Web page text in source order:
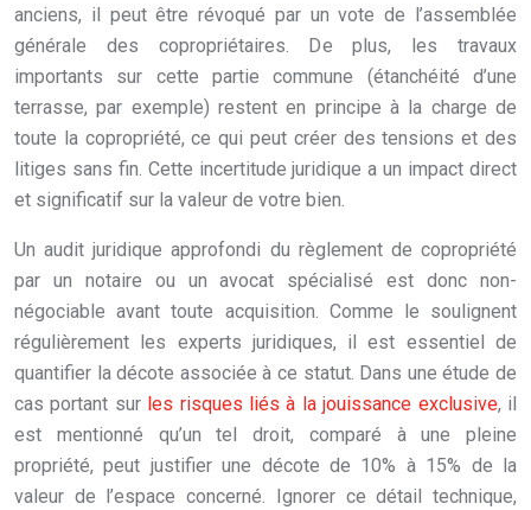
anciens, il peut être révoqué par un vote de l’assemblée
générale des copropriétaires. De plus, les travaux
importants sur cette partie commune (étanchéité d’une
terrasse, par exemple) restent en principe à la charge de
toute la copropriété, ce qui peut créer des tensions et des
litiges sans fin. Cette incertitude juridique a un impact direct
et significatif sur la valeur de votre bien.
Un audit juridique approfondi du règlement de copropriété
par un notaire ou un avocat spécialisé est donc non-
négociable avant toute acquisition. Comme le soulignent
régulièrement les experts juridiques, il est essentiel de
quantifier la décote associée à ce statut. Dans une étude de
cas portant sur les risques liés à la jouissance exclusive, il
est mentionné qu’un tel droit, comparé à une pleine
propriété, peut justifier une décote de 10% à 15% de la
valeur de l’espace concerné. Ignorer ce détail technique,